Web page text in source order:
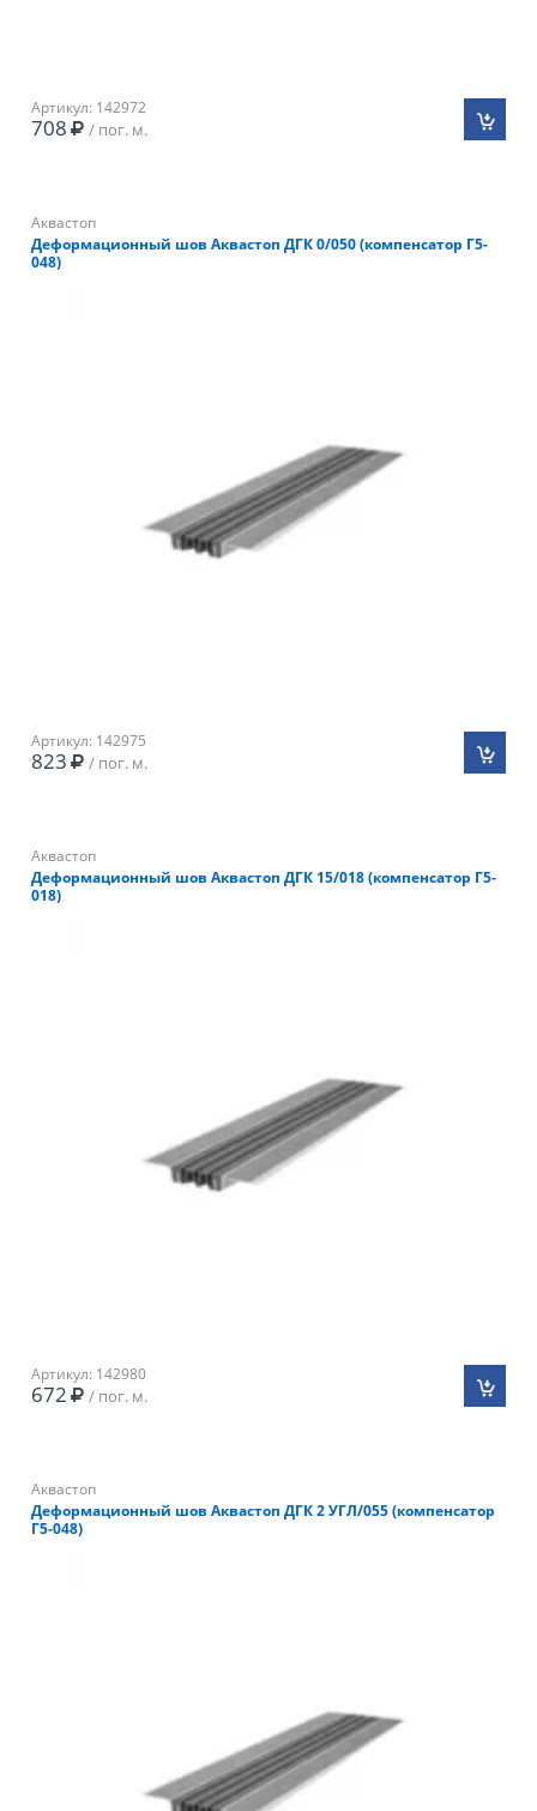
Артикул: 142972
708 / пог. м.
Аквастоп
Деформационный шов Аквастоп ДГК 0/050 (компенсатор Г5-
048)
Артикул: 142975
823 / пог. м.
Аквастоп
Деформационный шов Аквастоп ДГК 15/018 (компенсатор Г5-
018)
Артикул: 142980
672 / пог. м.
Аквастоп
Деформационный шов Аквастоп ДГК 2 УГЛ/055 (компенсатор
Г5-048)